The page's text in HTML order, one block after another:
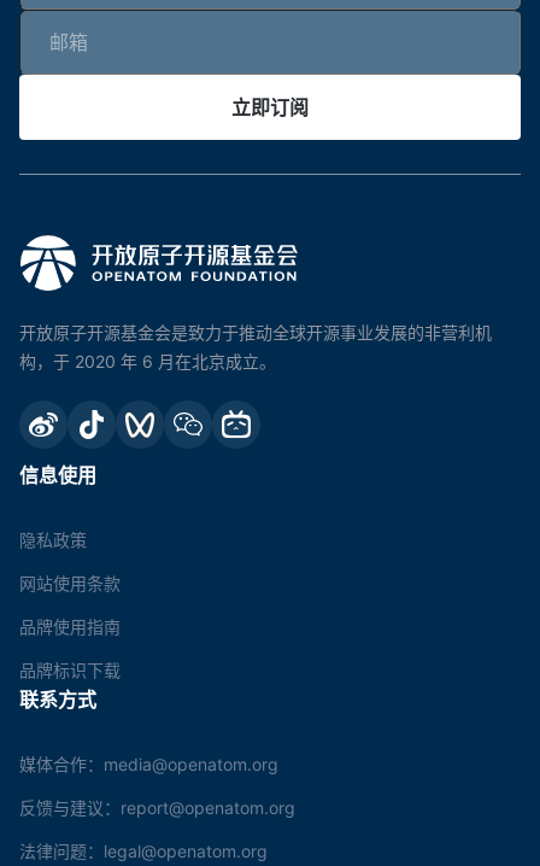
立即订阅
开放原子开源基金会是致力于推动全球开源事业发展的非营利机
构，于 2020 年 6 月在北京成立。
信息使用
隐私政策
网站使用条款
品牌使用指南
品牌标识下载
联系方式
媒体合作：media@openatom.org
反馈与建议：report@openatom.org
法律问题：legal@openatom.org